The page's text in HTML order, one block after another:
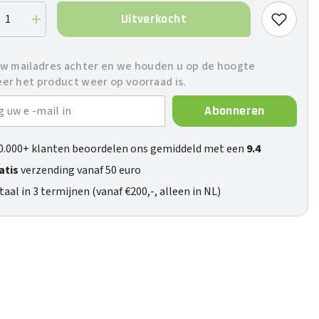
Verhoog
de
Poly
Uitverkocht
mailadres achter en we houden u op de hoogte
het product weer op voorraad is.
Abonneren
klanten beoordelen ons gemiddeld met een 9.4
verzending vanaf 50 euro
in 3 termijnen (vanaf €200,-, alleen in NL)